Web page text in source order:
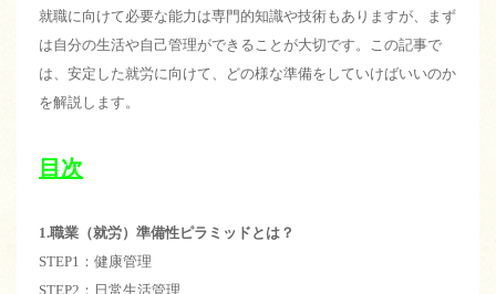
就職に向けて必要な能力は専門的知識や技術もありますが、まず
は自分の生活や自己管理ができることが大切です。この記事で
は、安定した就労に向けて、どの様な準備をしていけばいいのか
を解説します。
目次
1.職業（就労）準備性ピラミッドとは？
STEP1：健康管理
STEP2：日常生活管理